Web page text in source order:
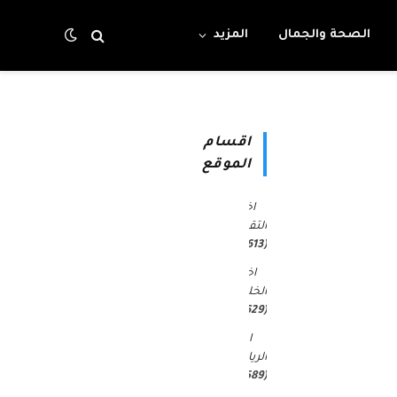
الصحة والجمال المزيد
اقسام
الموقع
اخبار
التقنية
(4٬613)
اخبار
الخليج
(30٬629)
اخبار
الرياضة
(45٬589)